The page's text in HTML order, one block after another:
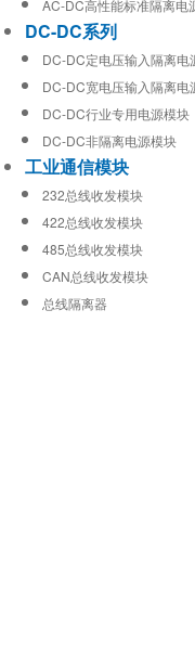
AC-DC高性能标准隔离电
DC-DC系列
DC-DC定电压输入隔离电
DC-DC宽电压输入隔离电
DC-DC行业专用电源模块
DC-DC非隔离电源模块
工业通信模块
232总线收发模块
422总线收发模块
485总线收发模块
CAN总线收发模块
总线隔离器